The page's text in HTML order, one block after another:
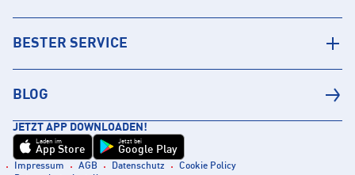
BESTER SERVICE
BLOG
JETZT APP DOWNLOADEN!
Laden im
App Store
Jetzt bei
Google Play
Impressum AGB Datenschutz
Cookie Policy